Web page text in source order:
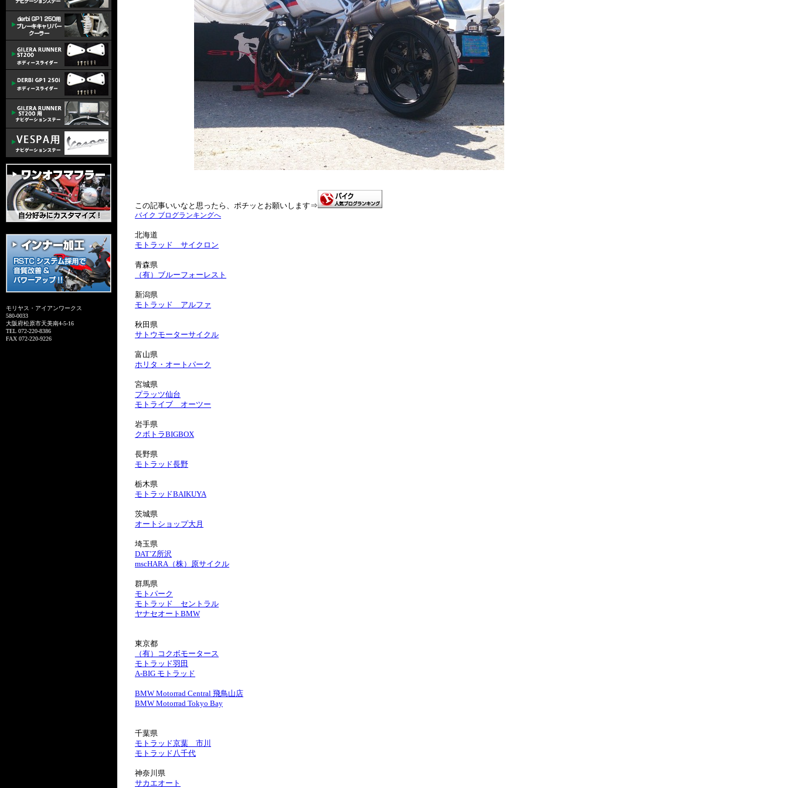
モリヤス・アイアンワークス
580-0033
大阪府松原市天美南4-5-16
TEL 072-220-8386
FAX 072-220-9226
この記事いいなと思ったら、ポチッとお願いします⇒
バイク ブログランキングへ
北海道
モトラッド サイクロン
青森県
（有）ブルーフォーレスト
新潟県
モトラッド アルファ
秋田県
サトウモーターサイクル
富山県
ホリタ・オートパーク
宮城県
プラッツ仙台
モトライブ オーツー
岩手県
クボトラBIGBOX
長野県
モトラッド長野
栃木県
モトラッドBAIKUYA
茨城県
オートショップ大月
埼玉県
DAT’Z所沢
mscHARA（株）原サイクル
群馬県
モトパーク
モトラッド セントラル
ヤナセオートBMW
東京都
（有）コクボモータース
モトラッド羽田
A-BIG モトラッド
BMW Motorrad Central 飛鳥山店
BMW Motorrad Tokyo Bay
千葉県
モトラッド京葉 市川
モトラッド八千代
神奈川県
サカエオート